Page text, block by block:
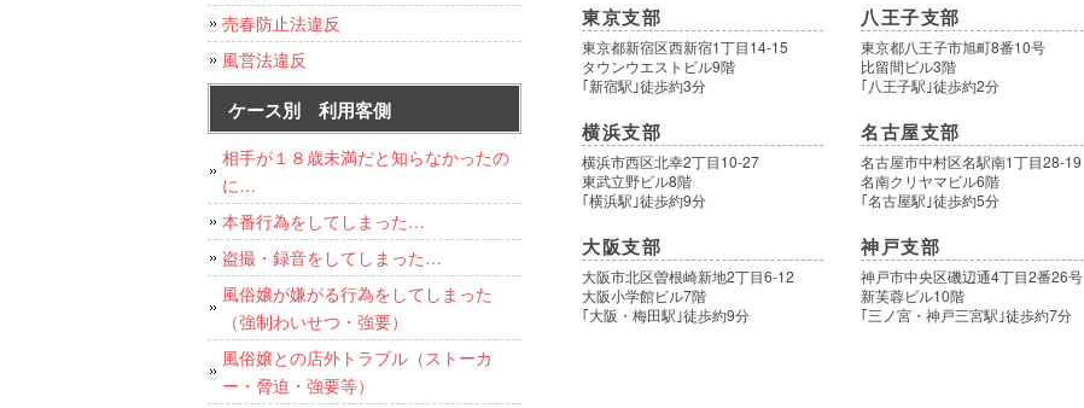
東京支部
東京都新宿区西新宿1丁目14-15
タウンウエストビル9階
｢新宿駅｣徒歩約3分
八王子支部
東京都八王子市旭町8番10号
比留間ビル3階
｢八王子駅｣徒歩約2分
横浜支部
横浜市西区北幸2丁目10-27
東武立野ビル8階
｢横浜駅｣徒歩約9分
名古屋支部
名古屋市中村区名駅南1丁目28-19
名南クリヤマビル6階
｢名古屋駅｣徒歩約5分
大阪支部
大阪市北区曽根崎新地2丁目6-12
大阪小学館ビル7階
｢大阪・梅田駅｣徒歩約9分
神戸支部
神戸市中央区磯辺通4丁目2番26号
新芙蓉ビル10階
｢三ノ宮・神戸三宮駅｣徒歩約7分
売春防止法違反
風営法違反
ケース別 利用客側
相手が１８歳未満だと知らなかったの
に…
本番行為をしてしまった…
盗撮・録音をしてしまった…
風俗嬢が嫌がる行為をしてしまった
（強制わいせつ・強要）
風俗嬢との店外トラブル（ストーカ
ー・脅迫・強要等）